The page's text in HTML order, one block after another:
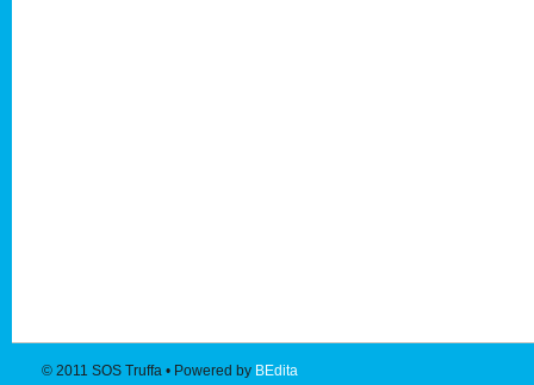
© 2011 SOS Truffa • Powered by BEdita